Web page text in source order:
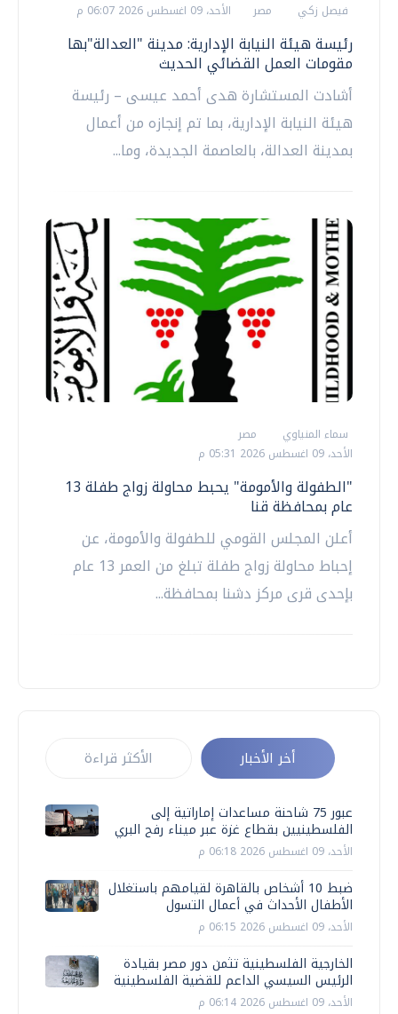
فيصل زكي مصر الأحد، 09 اغسطس 2026 06:07 م
رئيسة هيئة النيابة الإدارية: مدينة "العدالة"بها
مقومات العمل القضائي الحديث
أشادت المستشارة هدى أحمد عيسى – رئيسة
هيئة النيابة الإدارية، بما تم إنجازه من أعمال
بمدينة العدالة، بالعاصمة الجديدة، وما...
سماء المنياوي
مصر
الأحد، 09 اغسطس 2026 05:31 م
"الطفولة والأمومة" يحبط محاولة زواج طفلة 13
عام بمحافظة قنا
أعلن المجلس القومي للطفولة والأمومة، عن
إحباط محاولة زواج طفلة تبلغ من العمر 13 عام
بإحدى قرى مركز دشنا بمحافظة...
أخر الأخبار الأكثر قراءة
عبور 75 شاحنة مساعدات إماراتية إلى
الفلسطينيين بقطاع غزة عبر ميناء رفح البري
الأحد، 09 اغسطس 2026 06:18 م
ضبط 10 أشخاص بالقاهرة لقيامهم باستغلال
الأطفال الأحداث في أعمال التسول
الأحد، 09 اغسطس 2026 06:15 م
الخارجية الفلسطينية تثمن دور مصر بقيادة
الرئيس السيسي الداعم للقضية الفلسطينية
الأحد، 09 اغسطس 2026 06:14 م